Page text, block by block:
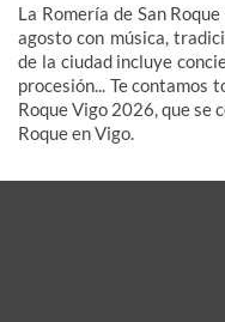
La Romería de San
agosto con música,
de la ciudad incluye
procesión... Te contamos
Roque Vigo 2026, que se
Roque en Vigo.